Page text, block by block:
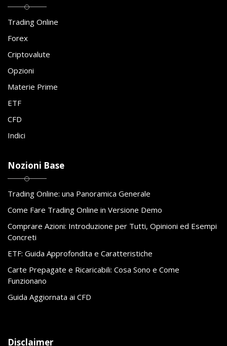
Trading Online
Forex
Criptovalute
Opzioni
Materie Prime
ETF
CFD
Indici
Nozioni Base
Trading Online: una Panoramica Generale
Come Fare Trading Online in Versione Demo
Comprare Azioni: Introduzione per Tutti, Opinioni ed Esempi
Concreti
ETF: Guida Approfondita e Caratteristiche
Carte Prepagate e Ricaricabili: Cosa Sono e Come
Funzionano
Guida Aggiornata ai CFD
Disclaimer